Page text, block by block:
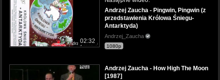
02:32
Andrzej Zaucha - Pingwin, Pingwin (z
przedstawienia Królowa Śniegu-
Antarktyda)
Andrzej_Zaucha
1080p
Andrzej Zaucha - How High The Moon
[1987]